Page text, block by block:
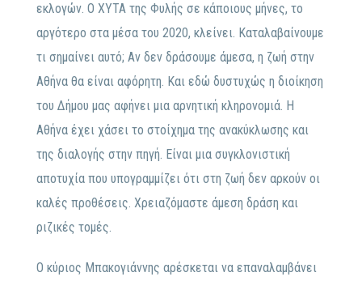
εκλογών. Ο ΧΥΤΑ της Φυλής σε κάποιους μήνες, το
αργότερο στα μέσα του 2020, κλείνει. Καταλαβαίνουμε
τι σημαίνει αυτό; Αν δεν δράσουμε άμεσα, η ζωή στην
Αθήνα θα είναι αφόρητη. Και εδώ δυστυχώς η διοίκηση
του Δήμου μας αφήνει μια αρνητική κληρονομιά. Η
Αθήνα έχει χάσει το στοίχημα της ανακύκλωσης και
της διαλογής στην πηγή. Είναι μια συγκλονιστική
αποτυχία που υπογραμμίζει ότι στη ζωή δεν αρκούν οι
καλές προθέσεις. Χρειαζόμαστε άμεση δράση και
ριζικές τομές.
Ο κύριος Μπακογιάννης αρέσκεται να επαναλαμβάνει